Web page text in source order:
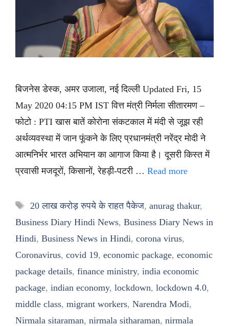
बिजनेस डेस्क, अमर उजाला, नई दिल्ली Updated Fri, 15
May 2020 04:15 PM IST वित्त मंत्री निर्मला सीतारमण –
फोटो : PTI खास बातें कोरोना संकटकाल में मंदी से जूझ रही
अर्थव्यवस्था में जान फूंकने के लिए प्रधानमंत्री नरेंद्र मोदी ने
आत्मनिर्भर भारत अभियान का आगाज किया है। दूसरी किस्त में
प्रवासी मजदूरों, किसानों, रेहड़ी-पटरी … Read more
Tags
20 लाख करोड़ रुपये के राहत पैकेज, anurag thakur,
Business Diary Hindi News, Business Diary News in
Hindi, Business News in Hindi, corona virus,
Coronavirus, covid 19, economic package, economic
package details, finance ministry, india economic
package, indian economy, lockdown, lockdown 4.0,
middle class, migrant workers, Narendra Modi,
Nirmala sitaraman, nirmala sitharaman, nirmala